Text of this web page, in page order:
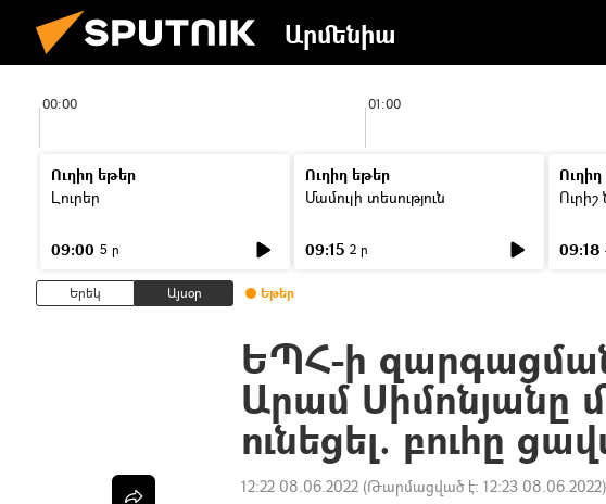
Արմենիա
00:00 01:00
Ուղիղ եթեր
Լուրեր
09:00 5 ր
Ուղիղ եթեր
Մամուլի տեսություն
09:15 2 ր
Ուրիշ
09:18
Երեկ Այսօր Եթեր
ԵՊՀ-ի
Արամ Սիմոնյանը
ունեցել. բուհը
12:22 08.06.2022 (Թարմացված է: 12:23 08.06.2022)